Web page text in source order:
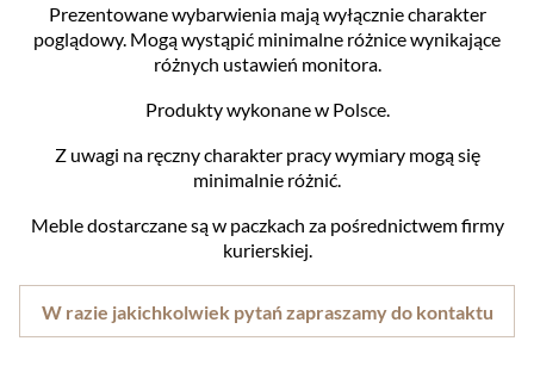
Prezentowane wybarwienia mają wyłącznie charakter
poglądowy. Mogą wystąpić minimalne różnice wynikające
różnych ustawień monitora.
Produkty wykonane w Polsce.
Z uwagi na ręczny charakter pracy wymiary mogą się
minimalnie różnić.
Meble dostarczane są w paczkach za pośrednictwem firmy
kurierskiej.
W razie jakichkolwiek pytań zapraszamy do kontaktu